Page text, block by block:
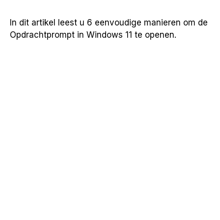
In dit artikel leest u 6 eenvoudige manieren om de
Opdrachtprompt in Windows 11 te openen.